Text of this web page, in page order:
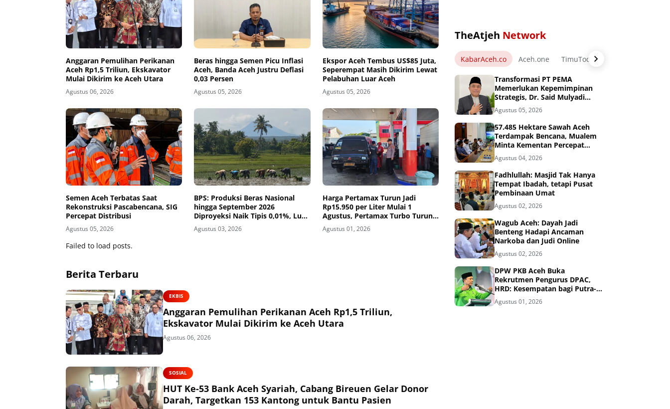
Anggaran Pemulihan Perikanan
Aceh Rp1,5 Triliun, Ekskavator
Mulai Dikirim ke Aceh Utara
Agustus 06, 2026
Beras hingga Semen Picu Inflasi
Aceh, Banda Aceh Justru Deflasi
0,03 Persen
Agustus 05, 2026
Ekspor Aceh Tembus US$85 Juta,
Seperempat Masih Dikirim Lewat
Pelabuhan Luar Aceh
Agustus 05, 2026
Semen Aceh Terbatas Saat
Rekonstruksi Pascabencana, SIG
Percepat Distribusi
Agustus 05, 2026
BPS: Produksi Beras Nasional
hingga September 2026
Diproyeksi Naik Tipis 0,01%, Luas
Panen Mulai Melambat
Agustus 03, 2026
Harga Pertamax Turun Jadi
Rp15.950 per Liter Mulai 1
Agustus, Pertamax Turbo Turun
Rp1.000
Agustus 01, 2026
Failed to load posts.
Berita Terbaru
EKBIS
Anggaran Pemulihan Perikanan Aceh Rp1,5 Triliun,
Ekskavator Mulai Dikirim ke Aceh Utara
Agustus 06, 2026
SOSIAL
HUT Ke-53 Bank Aceh Syariah, Cabang Bireuen Gelar Donor
Darah, Targetkan 153 Kantong untuk Bantu Pasien
TheAtjeh Network
KabarAceh.co Aceh.one TimuToday.com
Transformasi PT PEMA
Memerlukan Kepemimpinan
Strategis, Dr. Said Mulyadi
Dinilai Memenuhi Kriteria
Agustus 05, 2026
57.485 Hektare Sawah Aceh
Terdampak Bencana, Mualem
Minta Kementan Percepat
Pemulihan
Agustus 04, 2026
Fadhlullah: Masjid Tak Hanya
Tempat Ibadah, tetapi Pusat
Pembinaan Umat
Agustus 02, 2026
Wagub Aceh: Dayah Jadi
Benteng Hadapi Ancaman
Narkoba dan Judi Online
Agustus 02, 2026
DPW PKB Aceh Buka
Rekrutmen Pengurus DPAC,
HRD: Kesempatan bagi Putra-
Putri Terbaik Aceh
Agustus 01, 2026